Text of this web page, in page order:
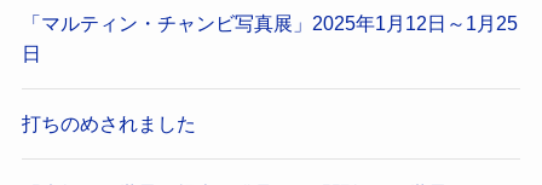
「マルティン・チャンビ写真展」2025年1月12日～1月25
日
打ちのめされました